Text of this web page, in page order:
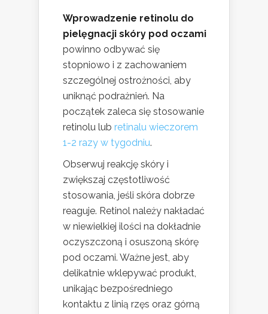
Wprowadzenie retinolu do
pielęgnacji skóry pod oczami
powinno odbywać się
stopniowo i z zachowaniem
szczególnej ostrożności, aby
uniknąć podrażnień. Na
początek zaleca się stosowanie
retinolu lub retinalu wieczorem
1-2 razy w tygodniu.
Obserwuj reakcję skóry i
zwiększaj częstotliwość
stosowania, jeśli skóra dobrze
reaguje. Retinol należy nakładać
w niewielkiej ilości na dokładnie
oczyszczoną i osuszoną skórę
pod oczami. Ważne jest, aby
delikatnie wklepywać produkt,
unikając bezpośredniego
kontaktu z linią rzęs oraz górną